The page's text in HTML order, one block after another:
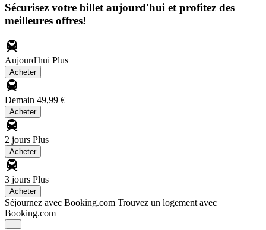
Sécurisez votre billet aujourd'hui et profitez des
meilleures offres!
Aujourd'hui Plus
Acheter
Demain 49,99 €
Acheter
2 jours Plus
Acheter
3 jours Plus
Acheter
Séjournez avec Booking.com Trouvez un logement avec
Booking.com